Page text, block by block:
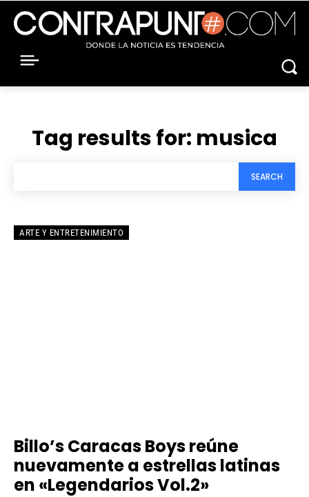
Tag results for: musica
SEARCH
ARTE Y ENTRETENIMIENTO
Billo’s Caracas Boys reúne
nuevamente a estrellas latinas
en «Legendarios Vol.2»